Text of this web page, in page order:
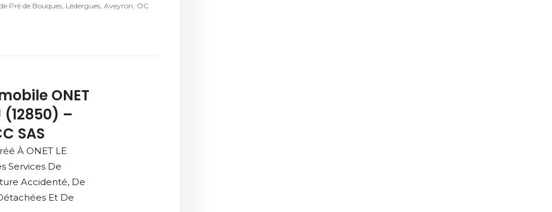
Pré de Bouques, Lédergues, Aveyron, OC
ONET
(12850) –
SAS
À ONET LE
Services De
Accidenté, De
Et De